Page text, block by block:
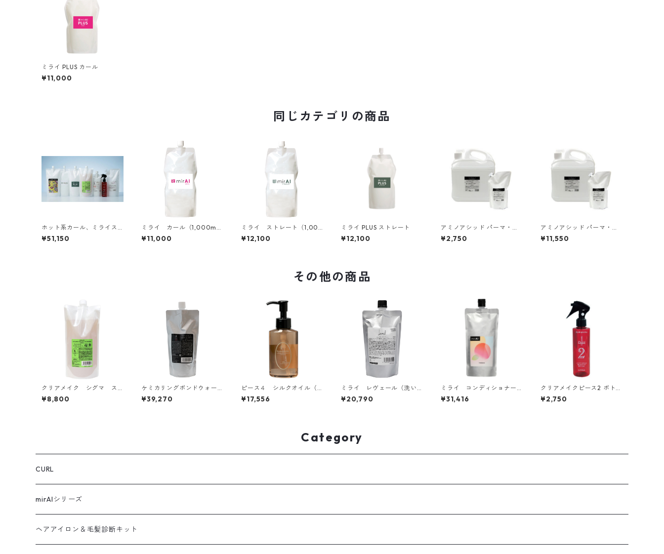
ミライ PLUS カール
¥11,000
同じカテゴリの商品
ホット系カール、ミライス
トレート初期導入セット
¥51,150
ミライ カール（1,000m
l）
¥11,000
ミライ ストレート（1,000
g）
¥12,100
ミライ PLUS ストレート
¥12,100
アミノアシッド パーマ・カ
ーリング専用レブリン酸（1
000ml）
¥2,750
アミノアシッド パーマ・カ
ーリング専用レブリン酸（5
000ml）
¥11,550
その他の商品
クリアメイク シグマ ス
ペシャルコート ヘアトリ
ートメント 1,000ml
¥8,800
ケミカリングボンドウォー
ター シャンプー レフィル
（500ml × 6本）Kiwami-3
¥39,270
ピース４ シルクオイル（1
00ml × 6本）
¥17,556
ミライ レヴェール（洗い
流さないトリートメント）
【レフィル】（300ml ×6
¥20,790
ミライ コンディショナー
【500ml×6本】
¥31,416
クリアメイクピース2 ボトル
（200ml）
¥2,750
Category
CURL
mirAIシリーズ
ヘアアイロン＆毛髪診断キット